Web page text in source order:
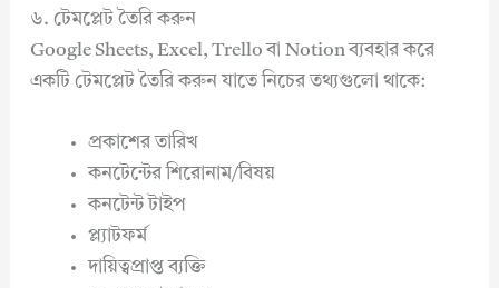
৬. টেমপ্লেট তৈরি করুন
Google Sheets, Excel, Trello বা Notion ব্যবহার করে
একটি টেমপ্লেট তৈরি করুন যাতে নিচের তথ্যগুলো থাকে:
প্রকাশের তারিখ
কনটেন্টের শিরোনাম/বিষয়
কনটেন্ট টাইপ
প্ল্যাটফর্ম
দায়িত্বপ্রাপ্ত ব্যক্তি